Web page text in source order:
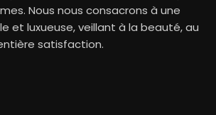
Nous nous consacrons à une
et luxueuse, veillant à la beauté, au
satisfaction.